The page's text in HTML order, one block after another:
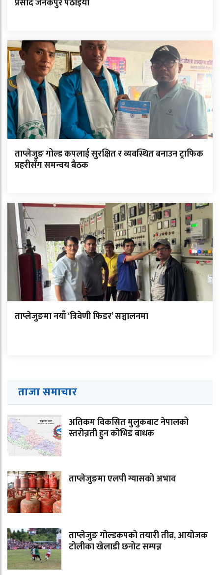
प्रसाद जनकपुर पठाइयो
ताप्लेजुङ गोल्ड कपलाई सुरक्षित र व्यवस्थित बनाउन ट्राफिक
प्रहरीसँग समन्वय बैठक
ताप्लेजुङमा नयाँ ‘त्रिवेणी फिडर’ सञ्चालनमा
ताजा समाचार
अतिकम विकसित मुलुकबाट नेपालको
स्तरोन्नती हुन कोभिड बाधक
ताप्लेजुङमा एलपी ग्यासको अभाव
ताप्लेजुङ गोल्डकपको तयारी तीव्र, आयोजक
टोलीका खेलाडी छनोट सम्पन्न